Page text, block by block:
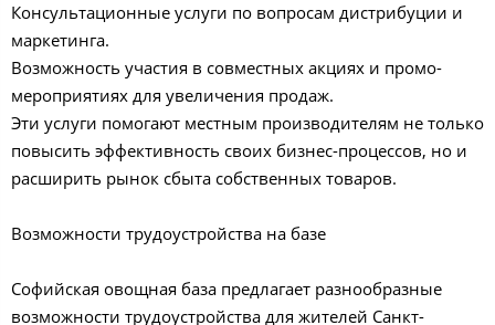
Консультационные услуги по вопросам дистрибуции и
маркетинга.
Возможность участия в совместных акциях и промо-
мероприятиях для увеличения продаж.
Эти услуги помогают местным производителям не только
повысить эффективность своих бизнес-процессов, но и
расширить рынок сбыта собственных товаров.
Возможности трудоустройства на базе
Софийская овощная база предлагает разнообразные
возможности трудоустройства для жителей Санкт-